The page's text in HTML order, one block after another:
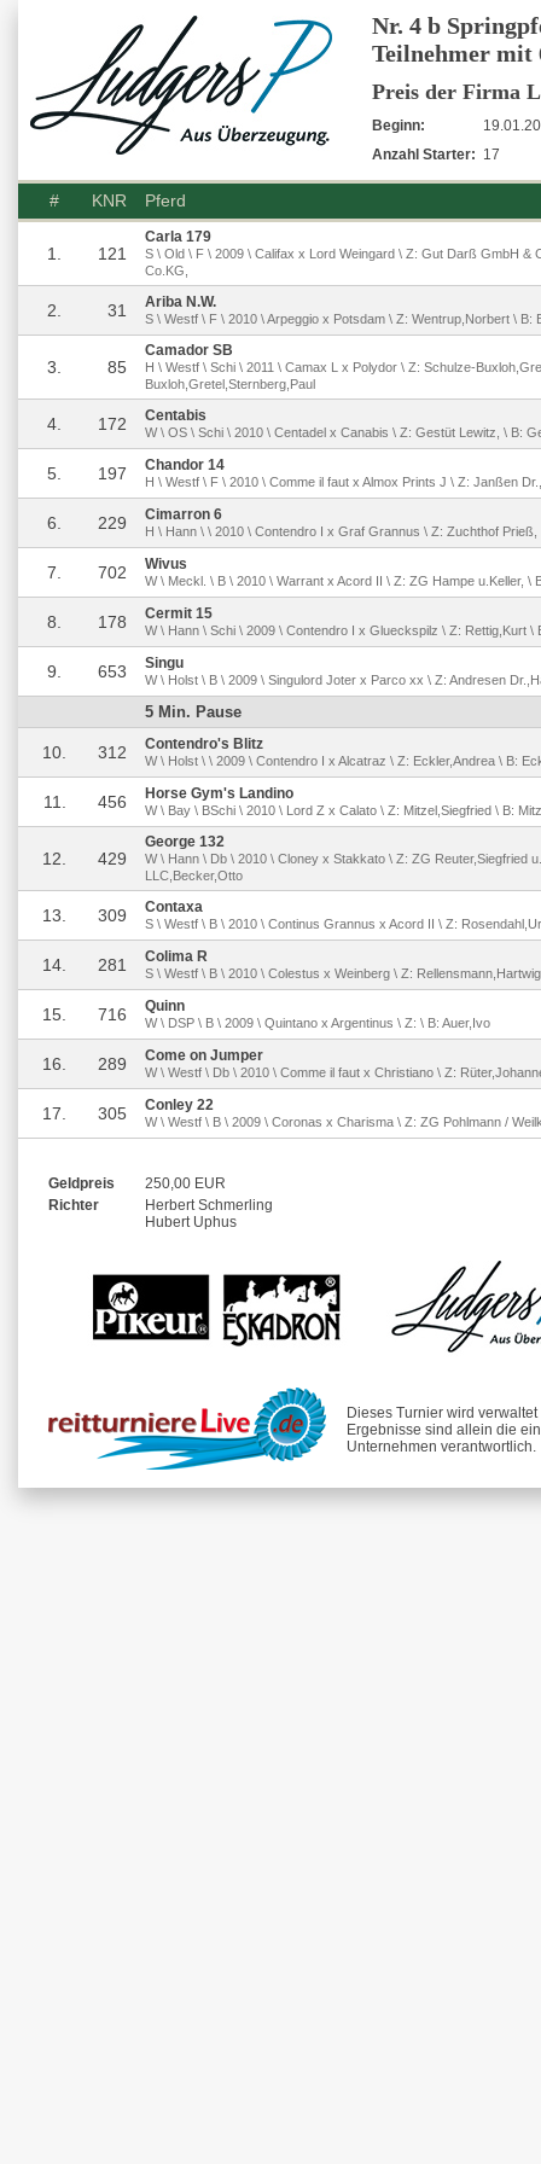
Nr. 4 b
Teilnehmer mit
Preis der Firma
Beginn:
Anzahl Starter: 17
# KNR Pferd
1. 121
Carla 179
S \ Old \ F \ 2009 \ Califax x Lord Weingard \ Z: Gut Darß GmbH &
Co.KG,
2. 31 Ariba N.W.
S \ Westf \ F \ 2010 \ Arpeggio x Potsdam \ Z: Wentrup,Norbert \ B:
3. 85
Camador SB
H \ Westf \ Schi \ 2011 \ Camax L x Polydor \ Z: Schulze-
Buxloh,Gretel,Sternberg,Paul
4. 172 Centabis
W \ OS \ Schi \ 2010 \ Centadel x Canabis \ Z: Gestüt Lewitz, \ B:
5. 197 Chandor 14
H \ Westf \ F \ 2010 \ Comme il faut x Almox Prints J \ Z: Janßen
6. 229 Cimarron 6
H \ Hann \ \ 2010 \ Contendro I x Graf Grannus \ Z: Zuchthof
7. 702 Wivus
W \ Meckl. \ B \ 2010 \ Warrant x Acord II \ Z: ZG Hampe u.Keller, \
8. 178 Cermit 15
W \ Hann \ Schi \ 2009 \ Contendro I x Glueckspilz \ Z: Rettig,Kurt \
9. 653 Singu
W \ Holst \ B \ 2009 \ Singulord Joter x Parco xx \ Z: Andresen
5 Min. Pause
10. 312 Contendro's Blitz
W \ Holst \ \ 2009 \ Contendro I x Alcatraz \ Z: Eckler,Andrea \ B:
11. 456 Horse Gym's Landino
W \ Bay \ BSchi \ 2010 \ Lord Z x Calato \ Z: Mitzel,Siegfried \ B:
12. 429
George 132
W \ Hann \ Db \ 2010 \ Cloney x Stakkato \ Z: ZG Reuter,Siegfried
LLC,Becker,Otto
13. 309 Contaxa
S \ Westf \ B \ 2010 \ Continus Grannus x Acord II \ Z:
14. 281 Colima R
S \ Westf \ B \ 2010 \ Colestus x Weinberg \ Z:
15. 716 Quinn
W \ DSP \ B \ 2009 \ Quintano x Argentinus \ Z: \ B: Auer,Ivo
16. 289 Come on Jumper
W \ Westf \ Db \ 2010 \ Comme il faut x Christiano \ Z:
17. 305 Conley 22
W \ Westf \ B \ 2009 \ Coronas x Charisma \ Z: ZG Pohlmann /
Geldpreis
250,00 EUR
Richter
Herbert Schmerling
Hubert Uphus
Dieses Turnier wird
Ergebnisse sind allein die
Unternehmen verantwortlich.